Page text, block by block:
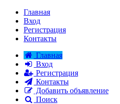
Главная
Вход
Регистрация
Контакты
Главная
Вход
Регистрация
Контакты
Добавить объявление
Поиск